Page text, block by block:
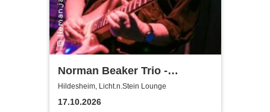
Norman Beaker Trio -
Licht.n.Stein Lounge
Hildesheim, Licht.n.Stein Lounge
17.10.2026